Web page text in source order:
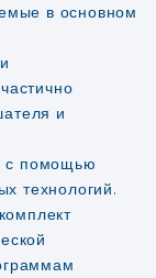
в основном
и
с помощью
технологий.